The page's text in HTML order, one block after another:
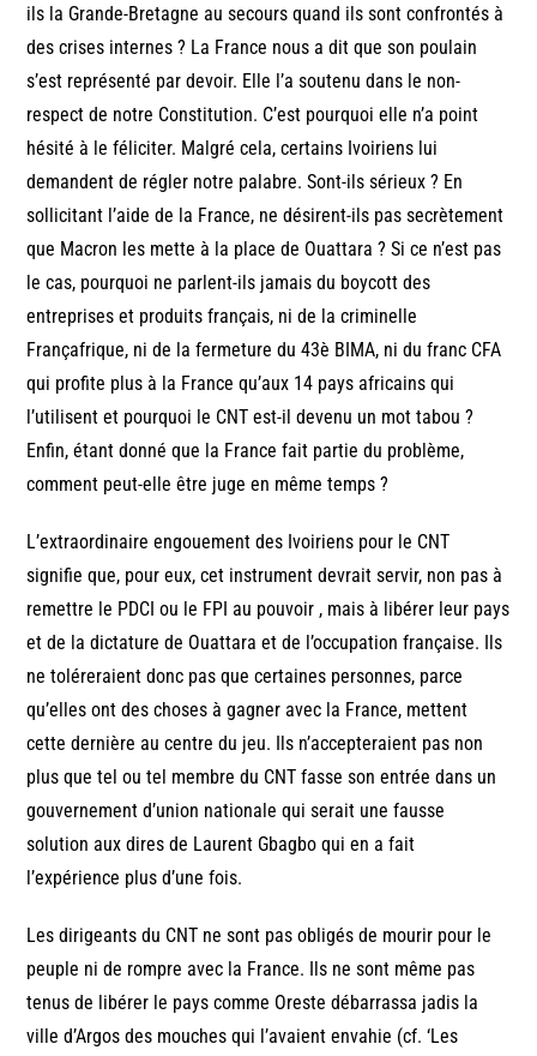
ils la Grande-Bretagne au secours quand ils sont confrontés à
des crises internes ? La France nous a dit que son poulain
s’est représenté par devoir. Elle l’a soutenu dans le non-
respect de notre Constitution. C’est pourquoi elle n’a point
hésité à le féliciter. Malgré cela, certains Ivoiriens lui
demandent de régler notre palabre. Sont-ils sérieux ? En
sollicitant l’aide de la France, ne désirent-ils pas secrètement
que Macron les mette à la place de Ouattara ? Si ce n’est pas
le cas, pourquoi ne parlent-ils jamais du boycott des
entreprises et produits français, ni de la criminelle
Françafrique, ni de la fermeture du 43è BIMA, ni du franc CFA
qui profite plus à la France qu’aux 14 pays africains qui
l’utilisent et pourquoi le CNT est-il devenu un mot tabou ?
Enfin, étant donné que la France fait partie du problème,
comment peut-elle être juge en même temps ?
L’extraordinaire engouement des Ivoiriens pour le CNT
signifie que, pour eux, cet instrument devrait servir, non pas à
remettre le PDCI ou le FPI au pouvoir , mais à libérer leur pays
et de la dictature de Ouattara et de l’occupation française. Ils
ne toléreraient donc pas que certaines personnes, parce
qu’elles ont des choses à gagner avec la France, mettent
cette dernière au centre du jeu. Ils n’accepteraient pas non
plus que tel ou tel membre du CNT fasse son entrée dans un
gouvernement d’union nationale qui serait une fausse
solution aux dires de Laurent Gbagbo qui en a fait
l’expérience plus d’une fois.
Les dirigeants du CNT ne sont pas obligés de mourir pour le
peuple ni de rompre avec la France. Ils ne sont même pas
tenus de libérer le pays comme Oreste débarrassa jadis la
ville d’Argos des mouches qui l’avaient envahie (cf. ‘Les